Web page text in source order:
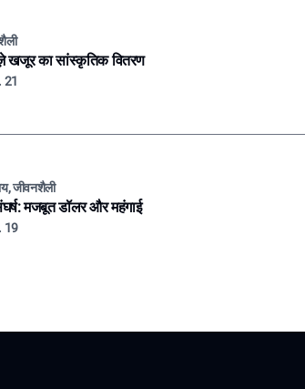
खजूर का सांस्कृतिक वितरण
21
जीवनशैली
मजबूत डॉलर और महंगाई
19